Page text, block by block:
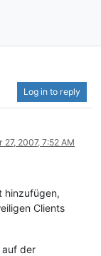
Log in to reply
27, 2007, 7:52 AM
hinzufügen,
Clients
auf der